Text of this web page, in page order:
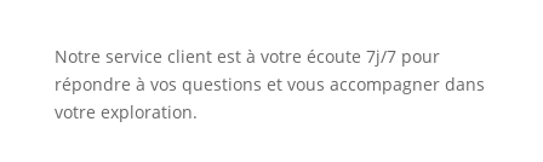
Notre service client est à votre écoute 7j/7 pour
répondre à vos questions et vous accompagner dans
votre exploration.